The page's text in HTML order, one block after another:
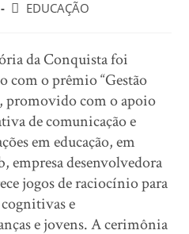
EDUCAÇÃO
da Conquista foi
com o prêmio “Gestão
promovido com o apoio
de comunicação e
em educação, em
empresa desenvolvedora
jogos de raciocínio para
e
e jovens. A cerimônia